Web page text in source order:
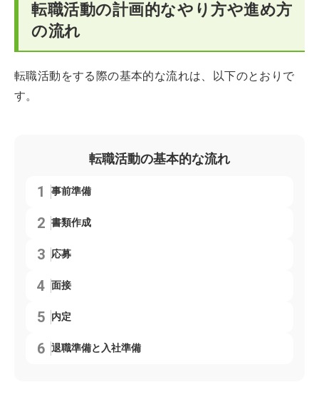
ステップ6：転職活動に必要な書類作成する
ステップ7：絞り込んだ求人に応募する
ステップ8：面接対策をする
転職活動の計画的なやり方や進め方
の流れ
転職活動をする際の基本的な流れは、以下のとおりで
す。
転職活動の基本的な流れ
事前準備
書類作成
応募
面接
内定
退職準備と入社準備